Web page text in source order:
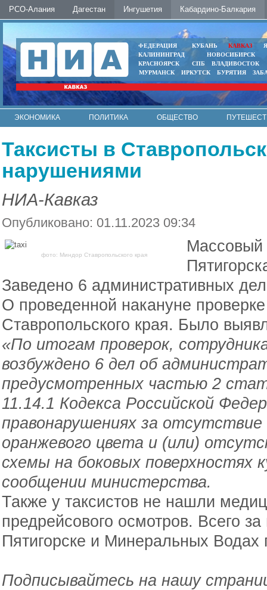
РСО-Алания Дагестан Ингушетия Кабардино-Балкария
ФЕДЕРАЦИЯ КУБАНЬ КАВКАЗ
КАЛИНИНГРАД
НОВОСИБИРСК
КРАСНОЯРСК
СПБ
ВЛАДИВОСТОК
МУРМАНСК
ИРКУТСК БУРЯТИЯ
ЭКОНОМИКА ПОЛИТИКА ОБЩЕСТВО
Таксисты в
нарушениями
НИА-Кавказ
Опубликовано: 01.11.2023 09:34
фото: Миндор Ставропольского края
Массовый
Заведено 6 административных
О проведенной накануне
Ставропольского края. Было
«По итогам проверок,
возбуждено 6 дел об
предусмотренных частью 2
11.14.1 Кодекса Российской
правонарушениях за
оранжевого цвета и (или)
схемы на боковых поверхностях
сообщении министерства.
Также у таксистов не нашли
предрейсового осмотров. Всего
Пятигорске и Минеральных Водах
Подписывайтесь на нашу